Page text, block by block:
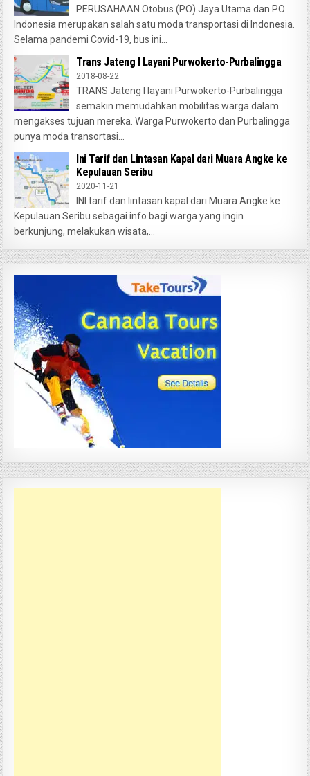
PERUSAHAAN Otobus (PO) Jaya Utama dan PO
Indonesia merupakan salah satu moda transportasi di Indonesia.
Selama pandemi Covid-19, bus ini...
Trans Jateng I Layani Purwokerto-Purbalingga
2018-08-22
TRANS Jateng I layani Purwokerto-Purbalingga
semakin memudahkan mobilitas warga dalam
mengakses tujuan mereka. Warga Purwokerto dan Purbalingga
punya moda transortasi...
Ini Tarif dan Lintasan Kapal dari Muara Angke ke
Kepulauan Seribu
2020-11-21
INI tarif dan lintasan kapal dari Muara Angke ke
Kepulauan Seribu sebagai info bagi warga yang ingin
berkunjung, melakukan wisata,...